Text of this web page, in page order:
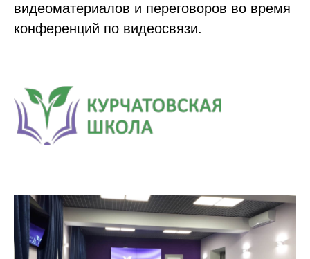
видеоматериалов и переговоров во время
конференций по видеосвязи.